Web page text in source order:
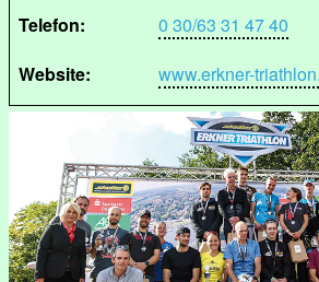
Telefon:
0 30/63 31 47 40
Website:
www.erkner-